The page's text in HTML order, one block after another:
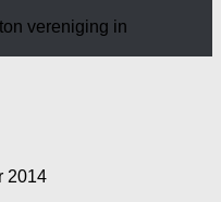
vereniging in
2014